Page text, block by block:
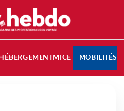
HÉBERGEMENTMICE MOBILITÉS